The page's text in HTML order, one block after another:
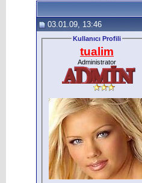
03.01.09, 13:46
Kullanıcı Profili
tualim
Administrator